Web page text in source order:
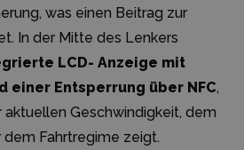
was einen Beitrag zur
In der Mitte des Lenkers
LCD- Anzeige mit
einer Entsperrung über NFC,
Geschwindigkeit, dem
Fahrtregime zeigt.